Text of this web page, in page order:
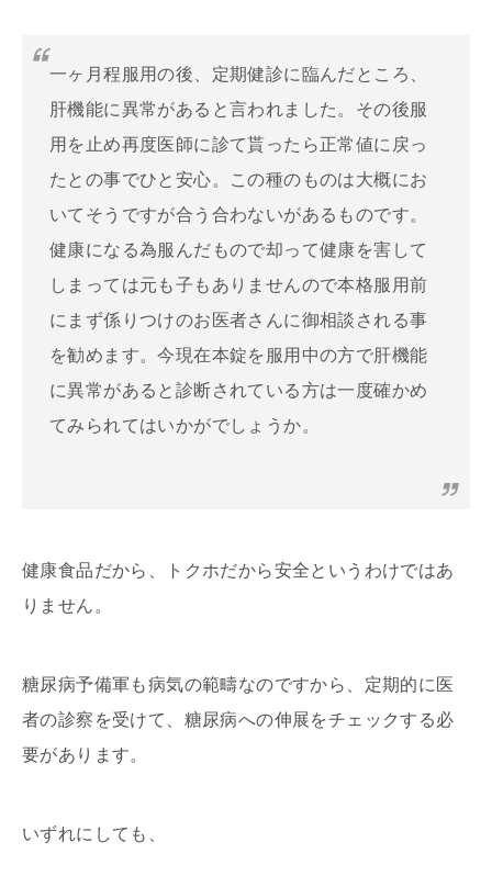
一ヶ月程服用の後、定期健診に臨んだところ、
肝機能に異常があると言われました。その後服
用を止め再度医師に診て貰ったら正常値に戻っ
たとの事でひと安心。この種のものは大概にお
いてそうですが合う合わないがあるものです。
健康になる為服んだもので却って健康を害して
しまっては元も子もありませんので本格服用前
にまず係りつけのお医者さんに御相談される事
を勧めます。今現在本錠を服用中の方で肝機能
に異常があると診断されている方は一度確かめ
てみられてはいかがでしょうか。
健康食品だから、トクホだから安全というわけではあ
りません。
糖尿病予備軍も病気の範疇なのですから、定期的に医
者の診察を受けて、糖尿病への伸展をチェックする必
要があります。
いずれにしても、